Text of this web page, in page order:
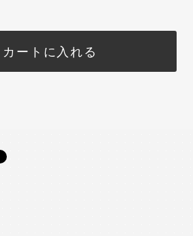
カートに入れる